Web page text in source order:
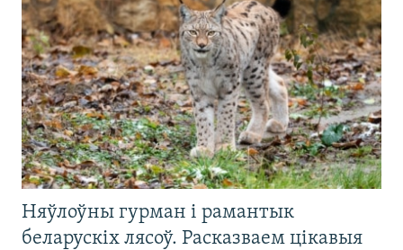
Няўлоўны гурман і рамантык
беларускіх лясоў. Расказваем цікавыя